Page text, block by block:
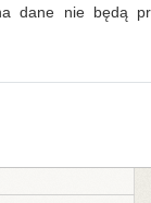
dane nie będą